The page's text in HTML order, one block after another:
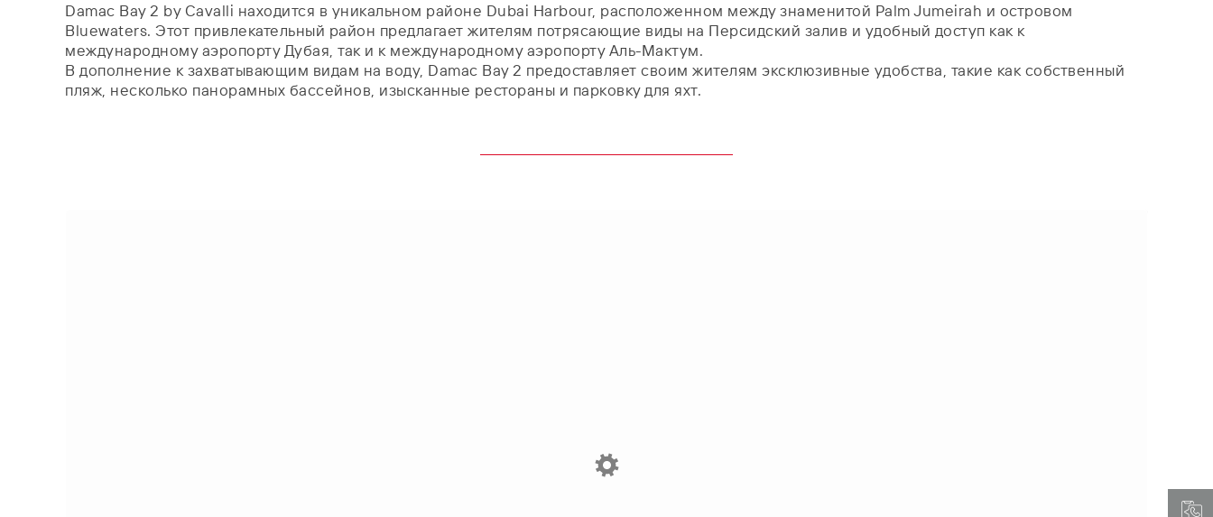
Damac Bay 2 by Cavalli находится в уникальном районе Dubai Harbour, расположенном между знаменитой Palm Jumeirah и островом
Bluewaters. Этот привлекательный район предлагает жителям потрясающие виды на Персидский залив и удобный доступ как к
международному аэропорту Дубая, так и к международному аэропорту Аль-Мактум.
В дополнение к захватывающим видам на воду, Damac Bay 2 предоставляет своим жителям эксклюзивные удобства, такие как собственный
пляж, несколько панорамных бассейнов, изысканные рестораны и парковку для яхт.